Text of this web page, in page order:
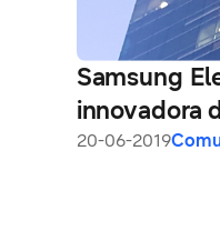
Samsung
innovadora
20-06-2019